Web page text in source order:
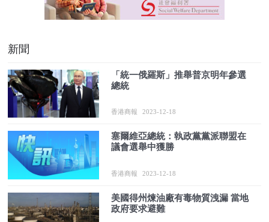
新聞
「統一俄羅斯」推舉普京明年參選
總統
香港商報 2023-12-18
塞爾維亞總統：執政黨黨派聯盟在
議會選舉中獲勝
香港商報 2023-12-18
美國得州煉油廠有毒物質洩漏 當地
政府要求避難